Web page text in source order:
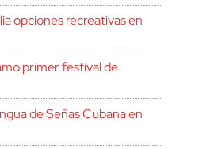
opciones recreativas en
primer festival de
de Señas Cubana en